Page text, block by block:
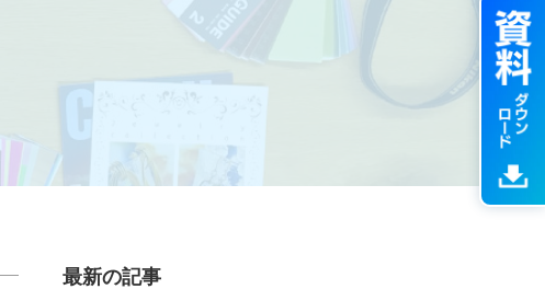
最新の記事